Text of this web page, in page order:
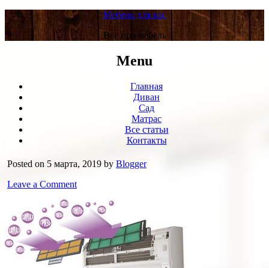
Мебель для вас
Все про мебель
Menu
Главная
Диван
Сад
Матрас
Все статьи
Контакты
Posted on 5 марта, 2019 by Blogger
Leave a Comment